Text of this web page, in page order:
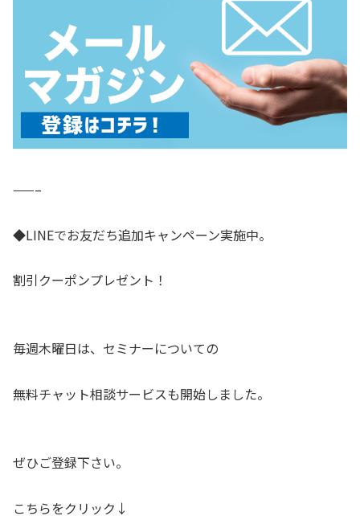
——–
◆LINEでお友だち追加キャンペーン実施中。
割引クーポンプレゼント！
毎週木曜日は、セミナーについての
無料チャット相談サービスも開始しました。
ぜひご登録下さい。
こちらをクリック↓